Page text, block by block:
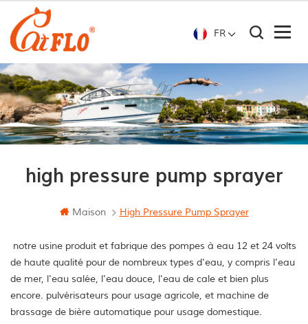
FR
high pressure pump sprayer
Maison High Pressure Pump Sprayer
notre usine produit et fabrique des pompes à eau 12 et 24 volts
de haute qualité pour de nombreux types d'eau, y compris l'eau
de mer, l'eau salée, l'eau douce, l'eau de cale et bien plus
encore. pulvérisateurs pour usage agricole, et machine de
brassage de bière automatique pour usage domestique.